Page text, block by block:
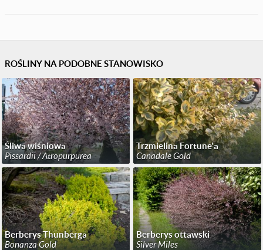
ROŚLINY NA PODOBNE STANOWISKO
Śliwa wiśniowa
Pissardii / Atropurpurea
Trzmielina Fortune'a
Canadale Gold
Berberys Thunberga
Bonanza Gold
Berberys ottawski
Silver Miles